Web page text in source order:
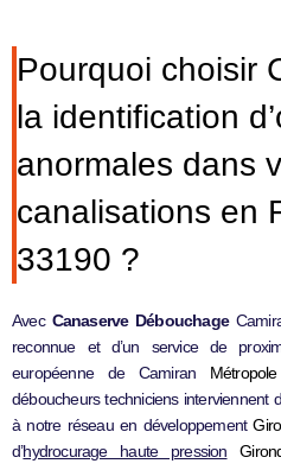
Pourquoi choisir
la identification
anormales dans
canalisations en
33190 ?
Avec Canaserve Débouchage
reconnue et d’un service de
européenne de Camiran
déboucheurs techniciens interviennent
à notre réseau en développement
d’hydrocurage haute pression